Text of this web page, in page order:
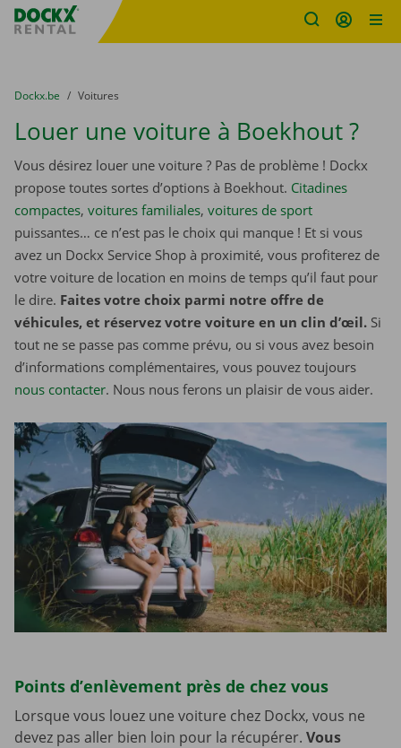
sitename
You are here:
du
Dockx.be to
Voitures
Louer une voiture à Boekhout ?
Vous désirez louer une voiture ? Pas de problème ! Dockx
propose toutes sortes d’options à Boekhout. Citadines
compactes, voitures familiales, voitures de sport
puissantes… ce n’est pas le choix qui manque ! Et si vous
avez un Dockx Service Shop à proximité, vous profiterez de
votre voiture de location en moins de temps qu’il faut pour
le dire. Faites votre choix parmi notre offre de
véhicules, et réservez votre voiture en un clin d’œil. Si
tout ne se passe pas comme prévu, ou si vous avez besoin
d’informations complémentaires, vous pouvez toujours
nous contacter. Nous nous ferons un plaisir de vous aider.
Points d’enlèvement près de chez vous
Lorsque vous louez une voiture chez Dockx, vous ne
devez pas aller bien loin pour la récupérer. Vous